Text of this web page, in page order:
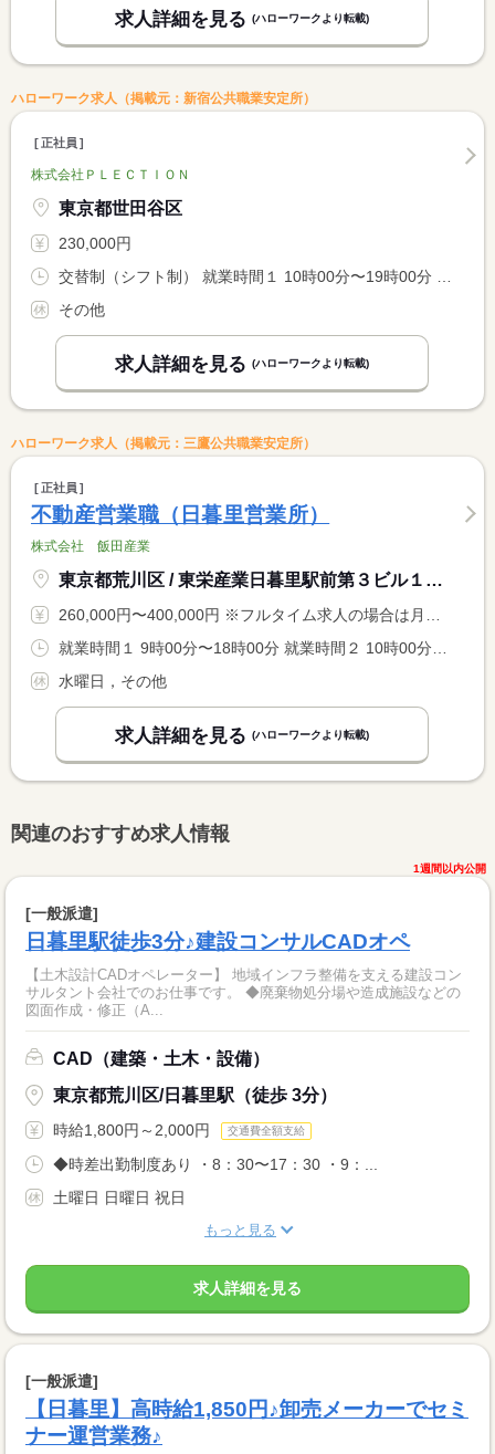
求人詳細を見る (ハローワークより転載)
ハローワーク求人（掲載元：新宿公共職業安定所）
正社員
株式会社ＰＬＥＣＴＩＯＮ
東京都世田谷区
230,000円
その他
求人詳細を見る (ハローワークより転載)
ハローワーク求人（掲載元：三鷹公共職業安定所）
正社員
不動産営業職（日暮里営業所）
株式会社 飯田産業
東京都荒川区 / 東栄産業日暮里駅前第３ビル１階 当社「日暮里営業所」
260,000円〜400,000円 ※フルタイム求人の場合は月額（換算額）、パート求人の場合は時間額を表示しています。
水曜日，その他
求人詳細を見る (ハローワークより転載)
関連のおすすめ求人情報
1週間以内公開
[一般派遣]
日暮里駅徒歩3分♪建設コンサルCADオペ
【土木設計CADオペレーター】 地域インフラ整備を支える建設コン
サルタント会社でのお仕事です。 ◆廃棄物処分場や造成施設などの
図面作成・修正（A...
CAD（建築・土木・設備）
東京都荒川区/日暮里駅（徒歩 3分）
時給1,800円～2,000円 交通費全額支給
◆時差出勤制度あり ・8：30〜17：30 ・9：...
土曜日 日曜日 祝日
もっと見る
求人詳細を見る
[一般派遣]
【日暮里】高時給1,850円♪卸売メーカーでセミ
ナー運営業務♪